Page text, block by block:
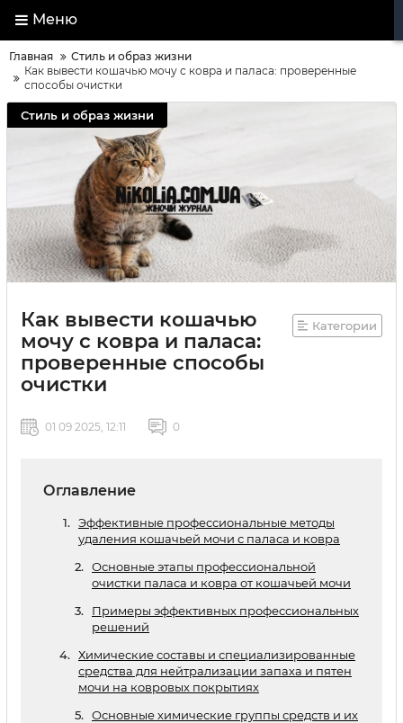
Меню
Главная
Стиль и образ жизни
Как вывести кошачью мочу с ковра и паласа: проверенные
способы очистки
Стиль и образ жизни
Как вывести кошачью
мочу с ковра и паласа:
проверенные способы
очистки
Категории
01 09 2025, 12:11 0
Оглавление
Эффективные профессиональные методы
удаления кошачьей мочи с паласа и ковра
Основные этапы профессиональной
очистки паласа и ковра от кошачьей мочи
Примеры эффективных профессиональных
решений
Химические составы и специализированные
средства для нейтрализации запаха и пятен
мочи на ковровых покрытиях
Основные химические группы средств и их